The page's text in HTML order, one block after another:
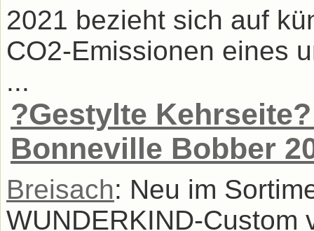
2021 bezieht sich auf
CO2-Emissionen eines
...
?Gestylte
Bonneville Bobber
Breisach: Neu im
WUNDERKIND-Custom